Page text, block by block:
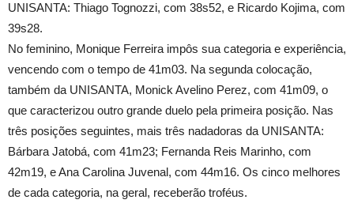
UNISANTA: Thiago Tognozzi, com 38s52, e Ricardo Kojima, com
39s28.
No feminino, Monique Ferreira impôs sua categoria e experiência,
vencendo com o tempo de 41m03. Na segunda colocação,
também da UNISANTA, Monick Avelino Perez, com 41m09, o
que caracterizou outro grande duelo pela primeira posição. Nas
três posições seguintes, mais três nadadoras da UNISANTA:
Bárbara Jatobá, com 41m23; Fernanda Reis Marinho, com
42m19, e Ana Carolina Juvenal, com 44m16. Os cinco melhores
de cada categoria, na geral, receberão troféus.